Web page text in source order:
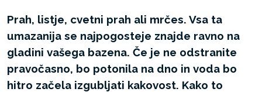
Prah, listje, cvetni prah ali mrčes. Vsa ta
umazanija se najpogosteje znajde ravno na
gladini vašega bazena. Če je ne odstranite
pravočasno, bo potonila na dno in voda bo
hitro začela izgubljati kakovost. Kako to